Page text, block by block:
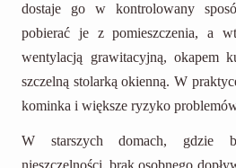
dostaje go w kontrolowany
pobierać je z pomieszczenia, a
wentylacją grawitacyjną, okapem
szczelną stolarką okienną. W
kominka i większe ryzyko
W starszych domach, gdzie